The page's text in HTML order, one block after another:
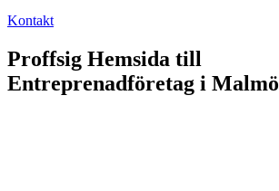
Kontakt
Proffsig Hemsida till
Entreprenadföretag i Malmö